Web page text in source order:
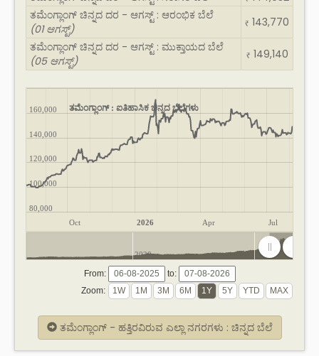
ತಮೆಂಗ್ಲಾಂಗ್ ಚಿನ್ನದ ದರ - ಆಗಸ್ಟ್ : ಆರಂಭಿಕ ಬೆಲೆ
(01 ಆಗಸ್ಟ್)
₹ 143,770
ತಮೆಂಗ್ಲಾಂಗ್ ಚಿನ್ನದ ದರ - ಆಗಸ್ಟ್ : ಮುಕ್ತಾಯದ ಬೆಲೆ
(05 ಆಗಸ್ಟ್)
₹ 149,140
ತಮೆಂಗ್ಲಾಂಗ್ : ಐತಿಹಾಸಿಕ ಚಿನ್ನದ ಬೆಲೆಗಳು
Oct 2026 Apr Jul
80,000
100,000
120,000
140,000
160,000
2020 2025
From:
to:
Zoom:
ತಮೆಂಗ್ಲಾಂಗ್ - ಹತ್ತಿರವಿರುವ ಎಲ್ಲಾ ನಗರಗಳು : ಚಿನ್ನದ ಬೆಲೆ